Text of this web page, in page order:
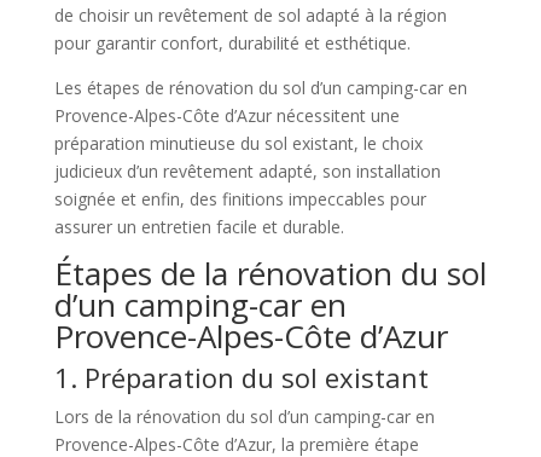
de choisir un revêtement de sol adapté à la région
pour garantir confort, durabilité et esthétique.
Les étapes de rénovation du sol d’un camping-car en
Provence-Alpes-Côte d’Azur nécessitent une
préparation minutieuse du sol existant, le choix
judicieux d’un revêtement adapté, son installation
soignée et enfin, des finitions impeccables pour
assurer un entretien facile et durable.
Étapes de la rénovation du sol
d’un camping-car en
Provence-Alpes-Côte d’Azur
1. Préparation du sol existant
Lors de la rénovation du sol d’un camping-car en
Provence-Alpes-Côte d’Azur, la première étape